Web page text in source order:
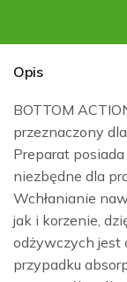
Opis
BOTTOM
przeznaczony
Preparat
niezbędne dla
Wchłanianie
jak i korzenie,
odżywczych jest
przypadku